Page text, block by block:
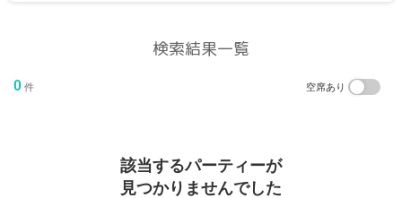
検索結果一覧
0 件 空席あり
該当するパーティーが
見つかりませんでした